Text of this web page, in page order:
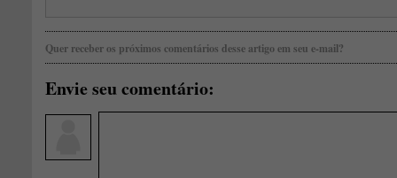
Quer receber os próximos comentários desse artigo em seu e-mail?
Envie seu comentário: